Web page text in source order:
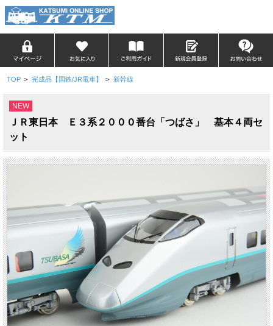
TOP > 完成品【国鉄/JR電車】 > 新幹線
NEW
ＪＲ東日本 Ｅ３系２０００番台「つばさ」 基本４両セ
ット